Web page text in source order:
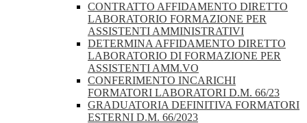
CONTRATTO AFFIDAMENTO DIRETTO
LABORATORIO FORMAZIONE PER
ASSISTENTI AMMINISTRATIVI
DETERMINA AFFIDAMENTO DIRETTO
LABORATORIO DI FORMAZIONE PER
ASSISTENTI AMM.VO
CONFERIMENTO INCARICHI
FORMATORI LABORATORI D.M. 66/23
GRADUATORIA DEFINITIVA FORMATORI
ESTERNI D.M. 66/2023